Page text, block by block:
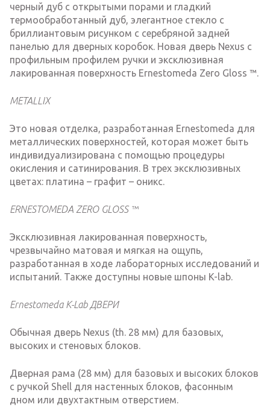
черный дуб с открытыми порами и гладкий
термообработанный дуб, элегантное стекло с
бриллиантовым рисунком с серебряной задней
панелью для дверных коробок. Новая дверь Nexus с
профильным профилем ручки и эксклюзивная
лакированная поверхность Ernestomeda Zero Gloss ™.
METALLIX
Это новая отделка, разработанная Ernestomeda для
металлических поверхностей, которая может быть
индивидуализирована с помощью процедуры
окисления и сатинирования. В трех эксклюзивных
цветах: платина – графит – оникс.
ERNESTOMEDA ZERO GLOSS ™
Эксклюзивная лакированная поверхность,
чрезвычайно матовая и мягкая на ощупь,
разработанная в ходе лабораторных исследований и
испытаний. Также доступны новые шпоны K-lab.
Ernestomeda K-Lab ДВЕРИ
Обычная дверь Nexus (th. 28 мм) для базовых,
высоких и стеновых блоков.
Дверная рама (28 мм) для базовых и высоких блоков
с ручкой Shell для настенных блоков, фасонным
дном или двухтактным отверстием.